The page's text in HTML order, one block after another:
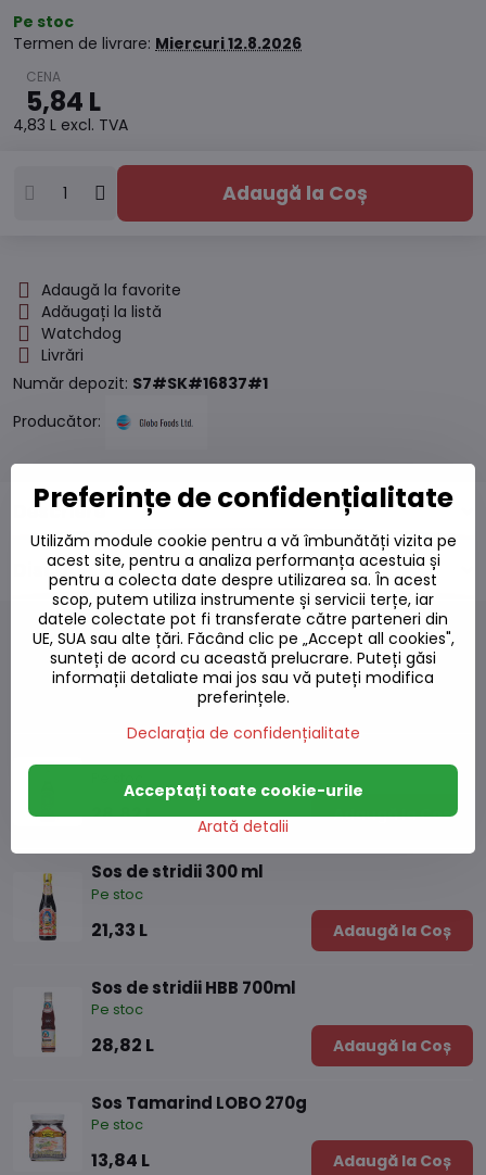
Pe stoc
Termen de livrare: Miercuri12.8.2026
5,84 L
4,83 L excl. TVA
Adaugă la Coș
Adaugă la favorite
Adăugați la listă
Watchdog
Livrări
Număr depozit: S7#SK#16837#1
Producător:
Descriere
Discuție 0
Produse alternative
28,82 L Adaugă la Coș
Sos de stridii 300 ml
Pe stoc
21,33 L Adaugă la Coș
Sos de stridii HBB 700ml
Pe stoc
28,82 L Adaugă la Coș
Sos Tamarind LOBO 270g
Pe stoc
13,84 L Adaugă la Coș
Preferințe de confidențialitate
Utilizăm module cookie pentru a vă îmbunătăți vizita pe
acest site, pentru a analiza performanța acestuia și
pentru a colecta date despre utilizarea sa. În acest
scop, putem utiliza instrumente și servicii terțe, iar
datele colectate pot fi transferate către parteneri din
UE, SUA sau alte țări. Făcând clic pe „Accept all cookies",
sunteți de acord cu această prelucrare. Puteți găsi
informații detaliate mai jos sau vă puteți modifica
preferințele.
Declarația de confidențialitate
Arată detalii
Acceptați toate cookie-urile